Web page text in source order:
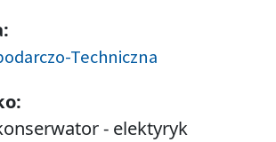
Techniczna
- elektyryk